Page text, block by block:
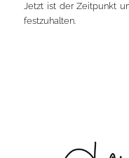
Jetzt ist der Zeitpunkt
festzuhalten.